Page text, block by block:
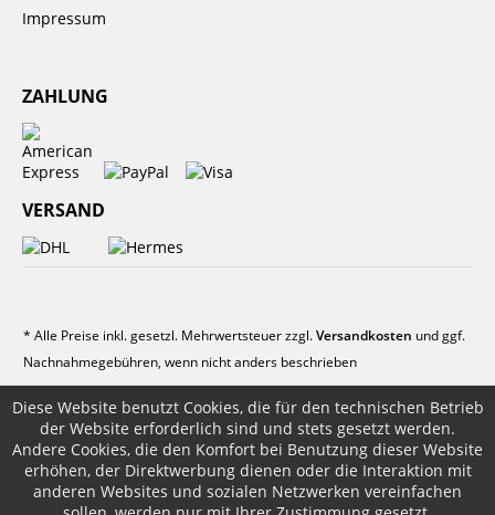
Impressum
ZAHLUNG
VERSAND
* Alle Preise inkl. gesetzl. Mehrwertsteuer zzgl.Versandkosten und ggf.
Nachnahmegebühren, wenn nicht anders beschrieben
Diese Website benutzt Cookies, die für den technischen Betrieb
der Website erforderlich sind und stets gesetzt werden.
Andere Cookies, die den Komfort bei Benutzung dieser Website
erhöhen, der Direktwerbung dienen oder die Interaktion mit
anderen Websites und sozialen Netzwerken vereinfachen